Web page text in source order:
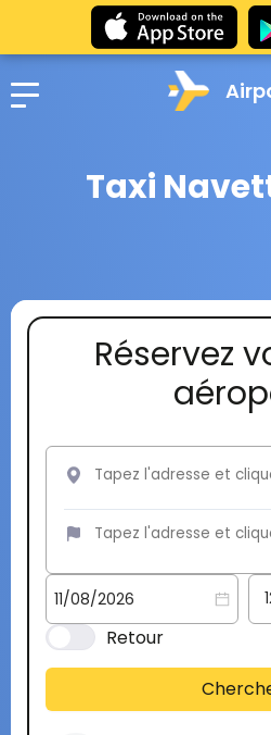
Taxi
Réservez
Retour